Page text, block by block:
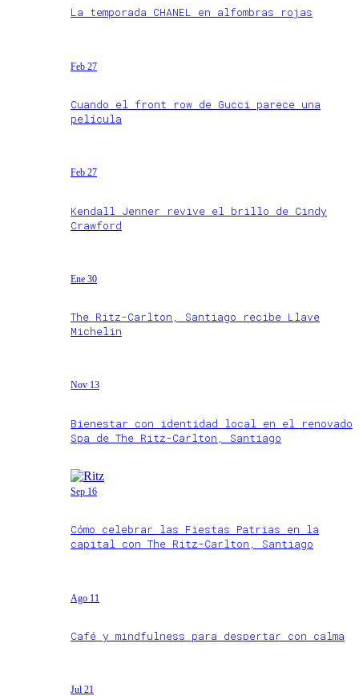
La temporada CHANEL en alfombras rojas
Feb 27
Cuando el front row de Gucci parece una
película
Feb 27
Kendall Jenner revive el brillo de Cindy
Crawford
Ene 30
The Ritz-Carlton, Santiago recibe Llave
Michelin
Nov 13
Bienestar con identidad local en el renovado
Spa de The Ritz-Carlton, Santiago
Sep 16
Cómo celebrar las Fiestas Patrias en la
capital con The Ritz-Carlton, Santiago
Ago 11
Café y mindfulness para despertar con calma
Jul 21